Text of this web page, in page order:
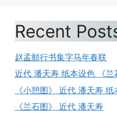
Recent
赵孟頫行书集字马年春联
近代 潘天寿 纸本设色 《兰
《小憩图》 近代 潘天寿 纸
《兰石图》 近代 潘天寿